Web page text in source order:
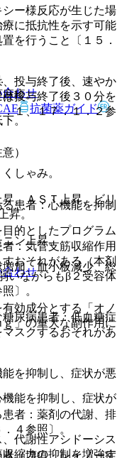
ー様反応が生じた場
に抵抗性を示す可能
を行うこと〔１５．
投与終了後、速やか
投与終了後３０分を
１、１７．１．２参
）
患者：心機能を抑制
：気管支筋収縮作用
おそれがある（本剤
いながらもβ２受容体
〕。
尿病患者：低血糖症
スクするおそれがあ
を抑制し、症状が悪
者：薬剤の代謝、排
４参照〕。
疹。
。
しゃみ。
、ＡＳＴ上昇、ビリ
昇。
ン上昇。
加、血小板減少、総
効成分とする「オノ
」の重大な副作用に
能を抑制し、症状が
代謝性アシドーシス
縮力の抑制を増強す
合わせ
抗菌薬ガイド
的としたプログラム
合わせ